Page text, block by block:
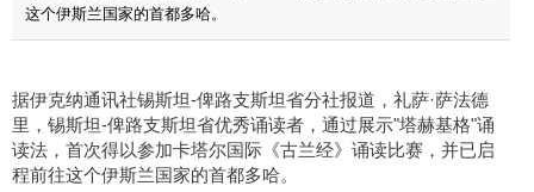
这个伊斯兰国家的首都多哈。
据伊克纳通讯社锡斯坦-俾路支斯坦省分社报道，礼萨·萨法德
里，锡斯坦-俾路支斯坦省优秀诵读者，通过展示"塔赫基格"诵
读法，首次得以参加卡塔尔国际《古兰经》诵读比赛，并已启
程前往这个伊斯兰国家的首都多哈。